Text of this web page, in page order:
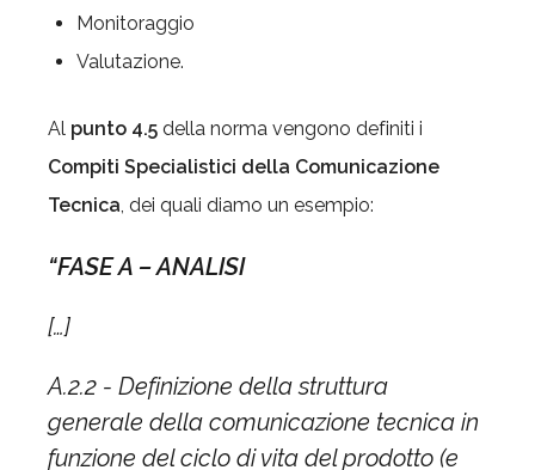
Monitoraggio
Valutazione.
Al punto 4.5 della norma vengono definiti i
Compiti Specialistici della Comunicazione
Tecnica, dei quali diamo un esempio:
“FASE A – ANALISI
[…]
A.2.2 - Definizione della struttura
generale della comunicazione tecnica in
funzione del ciclo di vita del prodotto (e